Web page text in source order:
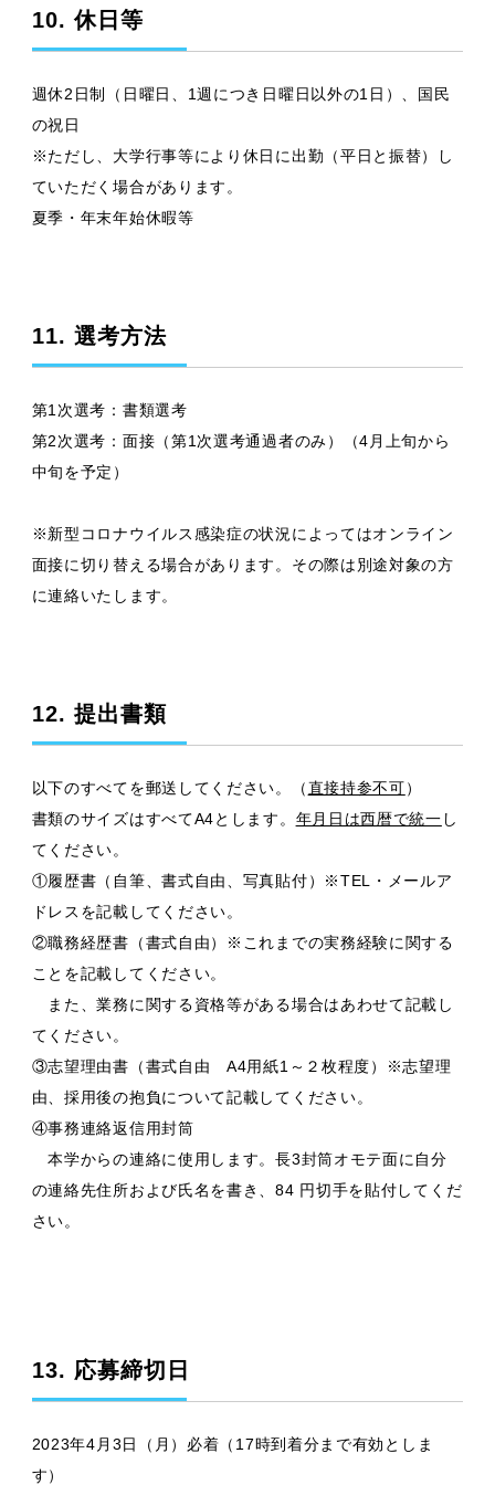
10. 休日等
週休2日制（日曜日、1週につき日曜日以外の1日）、国民
の祝日
※ただし、大学行事等により休日に出勤（平日と振替）し
ていただく場合があります。
夏季・年末年始休暇等
11. 選考方法
第1次選考：書類選考
第2次選考：面接（第1次選考通過者のみ）（4月上旬から
中旬を予定）
※新型コロナウイルス感染症の状況によってはオンライン
面接に切り替える場合があります。その際は別途対象の方
に連絡いたします。
12. 提出書類
以下のすべてを郵送してください。（直接持参不可）
書類のサイズはすべてA4とします。 年月日は西暦で統一 し
てください。
①履歴書（自筆、書式自由、写真貼付）※TEL・メールア
ドレスを記載してください。
②職務経歴書（書式自由）※これまでの実務経験に関する
ことを記載してください。
また、業務に関する資格等がある場合はあわせて記載し
てください。
③志望理由書（書式自由 A4用紙1～２枚程度）※志望理
由、採用後の抱負について記載してください。
④事務連絡返信用封筒
本学からの連絡に使用します。長3封筒オモテ面に自分
の連絡先住所および氏名を書き、84 円切手を貼付してくだ
さい。
13. 応募締切日
2023年4月3日（月）必着（17時到着分まで有効としま
す）